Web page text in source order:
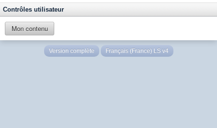
Contrôles utilisateur
Mon contenu
Version complète Français (France) LS v4